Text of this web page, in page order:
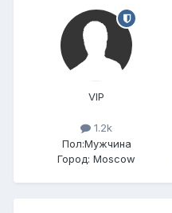
VIP
1.2k
Пол:Мужчина
Город: Moscow